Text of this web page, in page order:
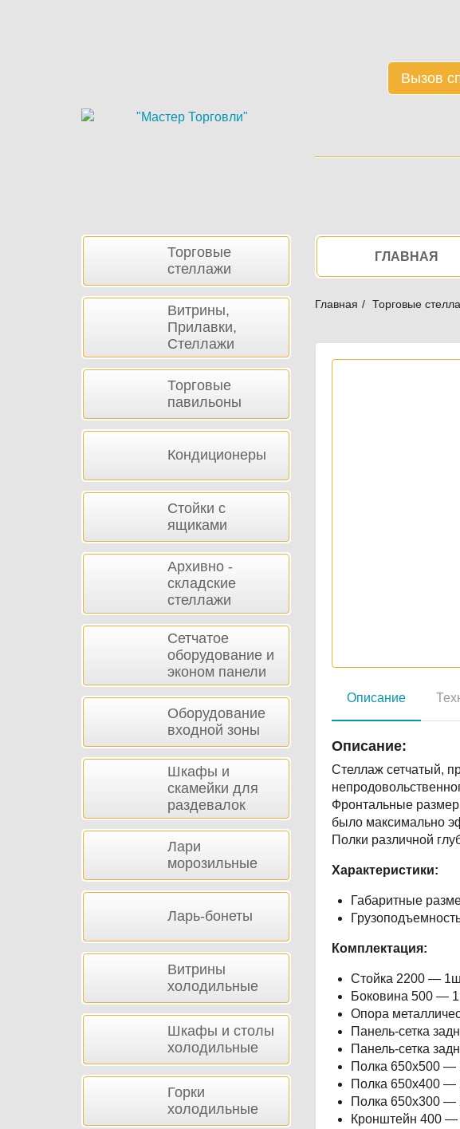
Вызов
НавигацияГЛАВНАЯ
Главная Торговые
Описание
Описание:
Стеллаж сетчатый,
Фронтальные
было максимально
Полки различной
Характеристики:
Габаритные
Комплектация:
Стойка 2200 —
Боковина 500 —
Опора
Панель-сетка
Панель-сетка
Полка 650х500 —
Полка 650х400 —
Полка 650х300 —
Кронштейн 400 —
Боковая Торговые
стеллажи
Витрины,
Прилавки,
Стеллажи
Торговые
павильоны
Кондиционеры
Стойки с
ящиками
Архивно -
складские
стеллажи
Сетчатое
оборудование и
эконом панели
Оборудование
входной зоны
Шкафы и
скамейки для
раздевалок
Лари
морозильные
Ларь-бонеты
Витрины
холодильные
Шкафы и столы
холодильные
Горки
холодильные